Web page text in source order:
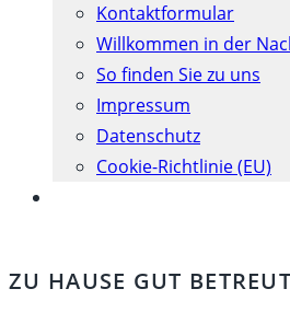
Kontaktformular
Willkommen in der
So finden Sie zu uns
Impressum
Datenschutz
Cookie-Richtlinie (EU)
ZU HAUSE GUT